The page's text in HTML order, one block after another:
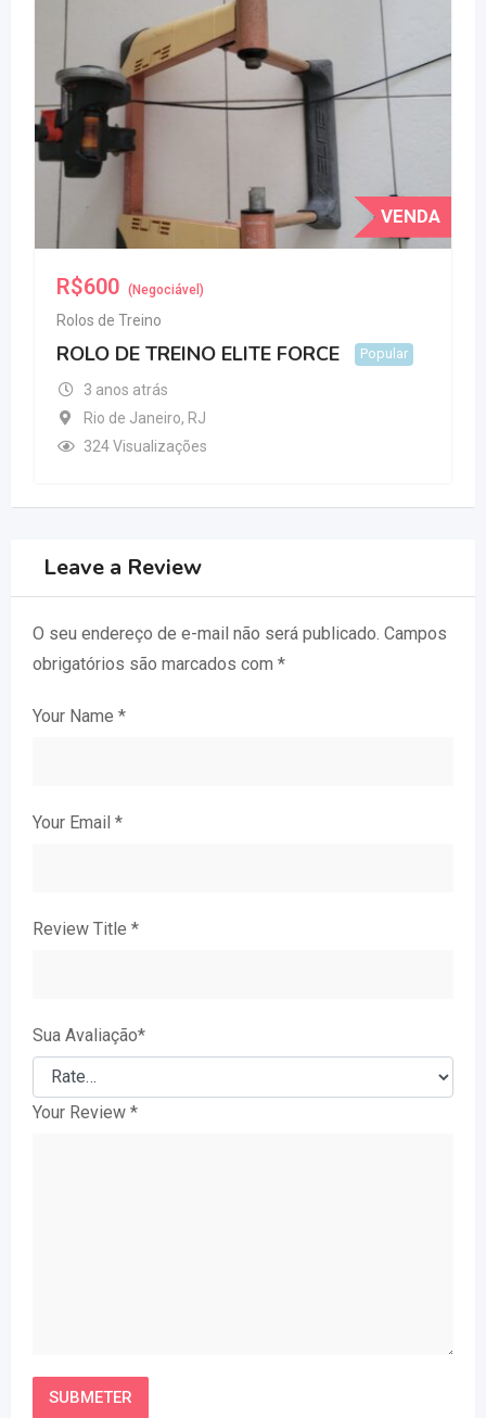
VENDA
R$600 (Negociável)
Rolos de Treino
ROLO DE TREINO ELITE FORCE Popular
3 anos atrás
Rio de Janeiro, RJ
324 Visualizações
Leave a Review
O seu endereço de e-mail não será publicado. Campos
obrigatórios são marcados com *
Your Name *
Your Email *
Review Title *
Sua Avaliação*
Your Review *